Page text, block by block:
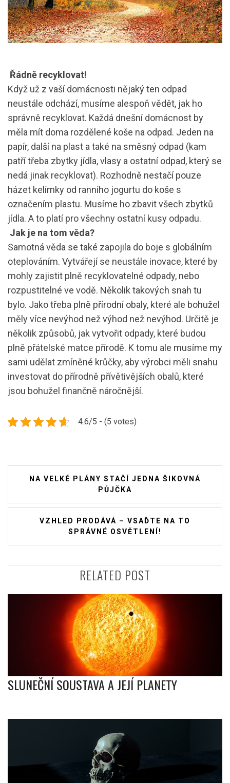
Řádně recyklovat!
Když už z vaší domácnosti nějaký ten odpad
neustále odchází, musíme alespoň vědět, jak ho
správně recyklovat. Každá dnešní domácnost by
měla mít doma rozdělené koše na odpad. Jeden na
papír, další na plast a také na směsný odpad (kam
patří třeba zbytky jídla, vlasy a ostatní odpad, který se
nedá jinak recyklovat). Rozhodně nestačí pouze
házet kelímky od ranního jogurtu do koše s
označením plastu. Musíme ho zbavit všech zbytků
jídla. A to platí pro všechny ostatní kusy odpadu.
Jak je na tom věda?
Samotná věda se také zapojila do boje s globálním
oteplováním. Vytvářejí se neustále inovace, které by
mohly zajistit plně recyklovatelné odpady, nebo
rozpustitelné ve vodě. Několik takových snah tu
bylo. Jako třeba plně přírodní obaly, které ale bohužel
měly více nevýhod než výhod než nevýhod. Určitě je
několik způsobů, jak vytvořit odpady, které budou
plně přátelské matce přírodě. K tomu ale musíme my
sami udělat zmíněné krůčky, aby výrobci měli snahu
investovat do přírodně přívětivějších obalů, které
jsou bohužel finančně náročnější.
4.6/5 - (5 votes)
Navigace
příspěvek
NA VELKÉ PLÁNY STAČÍ JEDNA ŠIKOVNÁ
PŮJČKA
VZHLED PRODÁVÁ – VSAĎTE NA TO
SPRÁVNÉ OSVĚTLENÍ!
RELATED POST
SLUNEČNÍ SOUSTAVA A JEJÍ PLANETY